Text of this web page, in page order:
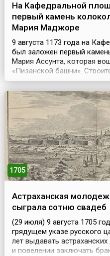
На Кафедральной
первый камень
Мария Маджоре
9 августа 1173 года на
был заложен первый
Мария Ассунта, которая
«Пизанской башни».
занимались мастера
Однако, построив первый
колоннадных кольца,
колокольня отклонилась от
сантиме...
1705
Астраханская
сыграла сотню свадеб
(29 июля) 9 августа 1705
грядущем указе русского
лет выдавать
и повелении заключать